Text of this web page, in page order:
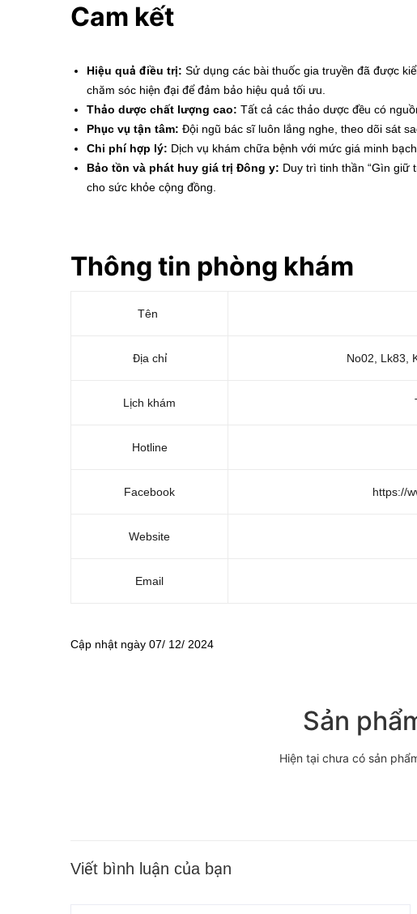
Cam kết
Hiệu quả điều trị: Sử dụng các bài thuốc gia truyền đã được
chăm sóc hiện đại để đảm bảo hiệu quả tối ưu.
Thảo dược chất lượng cao: Tất cả các thảo dược đều có
Phục vụ tận tâm: Đội ngũ bác sĩ luôn lắng nghe, theo dõi sát
Chi phí hợp lý: Dịch vụ khám chữa bệnh với mức giá minh
Bảo tồn và phát huy giá trị Đông y: Duy trì tinh thần “Gìn giữ
cho sức khỏe cộng đồng.
Thông tin phòng khám
Tên
Địa chỉ No02, Lk83,
Lịch khám
Hotline
Facebook https://
Website
Email
Cập nhật ngày 07/ 12/ 2024
Sản
Hiện tại chưa có sản
Viết bình luận của bạn